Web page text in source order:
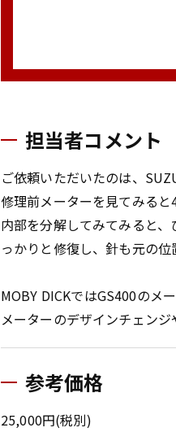
担当者コメント
ご依頼いただいたのは、
修理前メーターを見てみると
内部を分解してみてみると
っかりと修復し、針も元の
MOBY DICKではGS400のメ
メーターのデザインチェン
参考価格
25,000円(税別)